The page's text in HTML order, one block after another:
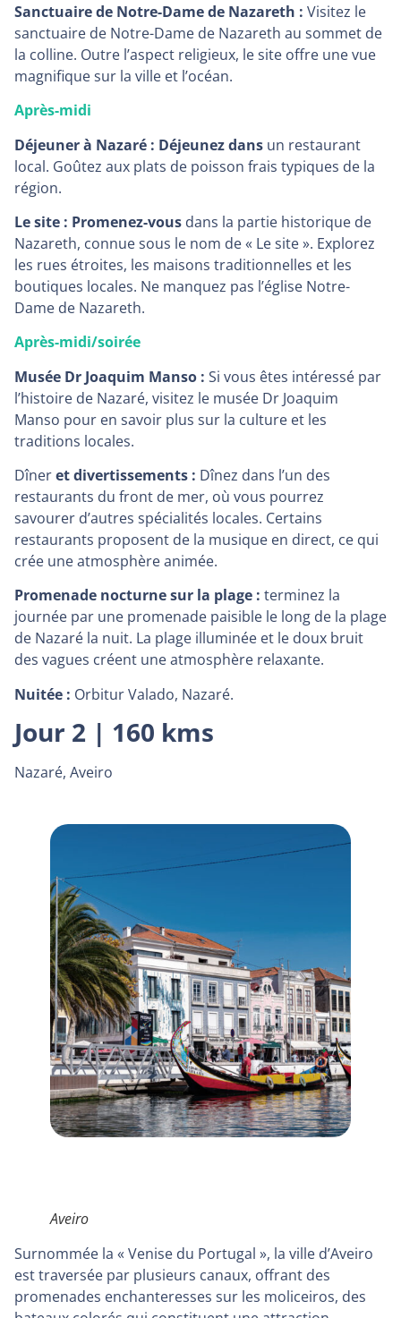
Sanctuaire de Notre-Dame de Nazareth : Visitez le
sanctuaire de Notre-Dame de Nazareth au sommet de
la colline. Outre l’aspect religieux, le site offre une vue
magnifique sur la ville et l’océan.
Après-midi
Déjeuner à Nazaré : Déjeunez dans un restaurant
local. Goûtez aux plats de poisson frais typiques de la
région.
Le site : Promenez-vous dans la partie historique de
Nazareth, connue sous le nom de « Le site ». Explorez
les rues étroites, les maisons traditionnelles et les
boutiques locales. Ne manquez pas l’église Notre-
Dame de Nazareth.
Après-midi/soirée
Musée Dr Joaquim Manso : Si vous êtes intéressé par
l’histoire de Nazaré, visitez le musée Dr Joaquim
Manso pour en savoir plus sur la culture et les
traditions locales.
Dîneret divertissements : Dînez dans l’un des
restaurants du front de mer, où vous pourrez
savourer d’autres spécialités locales. Certains
restaurants proposent de la musique en direct, ce qui
crée une atmosphère animée.
Promenade nocturne sur la plage : terminez la
journée par une promenade paisible le long de la plage
de Nazaré la nuit. La plage illuminée et le doux bruit
des vagues créent une atmosphère relaxante.
Nuitée : Orbitur Valado, Nazaré.
Jour 2 | 160 kms
Nazaré, Aveiro
Aveiro
Surnommée la « Venise du Portugal », la ville d’Aveiro
est traversée par plusieurs canaux, offrant des
promenades enchanteresses sur les moliceiros, des